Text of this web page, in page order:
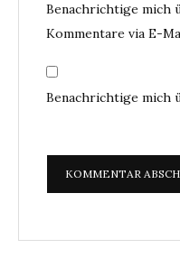
Benachrichtige mich
Kommentare via E-
Benachrichtige mich